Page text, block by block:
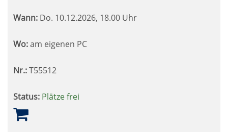
Wann: Do. 10.12.2026, 18.00 Uhr
Wo:am eigenen PC
Nr.:T55512
Status: Plätze frei